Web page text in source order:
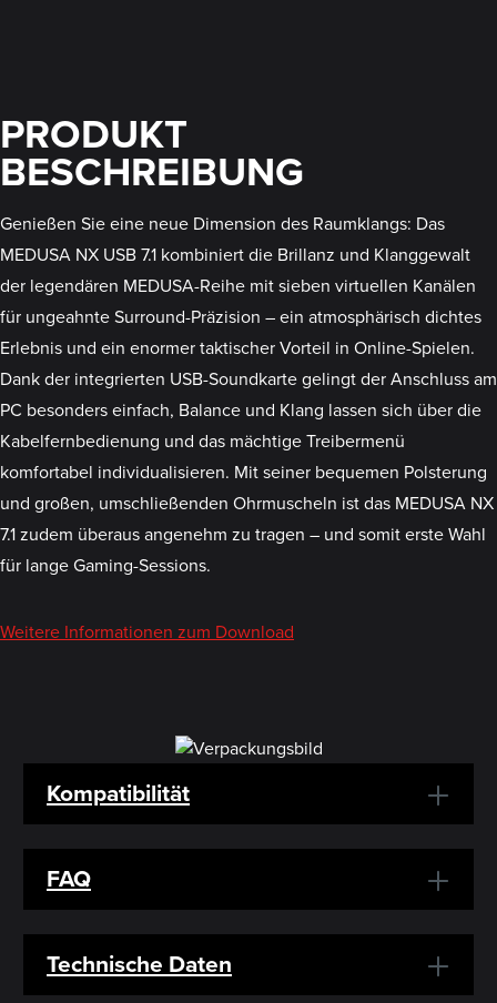
PRODUKT
BESCHREIBUNG
Genießen Sie eine neue Dimension des Raumklangs: Das
MEDUSA NX USB 7.1 kombiniert die Brillanz und Klanggewalt
der legendären MEDUSA-Reihe mit sieben virtuellen Kanälen
für ungeahnte Surround-Präzision – ein atmosphärisch dichtes
Erlebnis und ein enormer taktischer Vorteil in Online-Spielen.
Dank der integrierten USB-Soundkarte gelingt der Anschluss am
PC besonders einfach, Balance und Klang lassen sich über die
Kabelfernbedienung und das mächtige Treibermenü
komfortabel individualisieren. Mit seiner bequemen Polsterung
und großen, umschließenden Ohrmuscheln ist das MEDUSA NX
7.1 zudem überaus angenehm zu tragen – und somit erste Wahl
für lange Gaming-Sessions.
Weitere Informationen zum Download
Kompatibilität
FAQ
Technische Daten